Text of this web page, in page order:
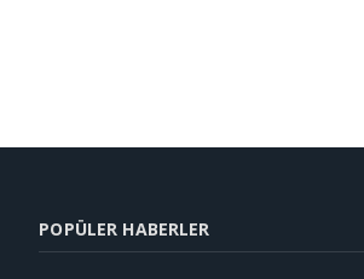
POPÜLER HABERLER